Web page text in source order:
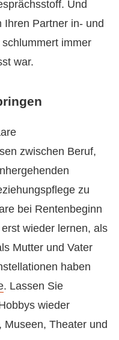
Und
Partner in- und
immer
war.
zwischen Beruf,
zu
bei Rentenbeginn
wieder lernen, als
Mutter und Vater
haben
. Lassen Sie
wieder
Theater und